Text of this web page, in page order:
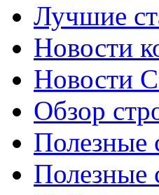
Лучшие
Новости
Новости
Обзор
Полезные
Полезные